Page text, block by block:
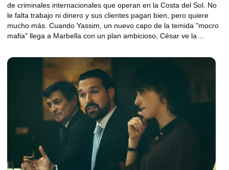
de criminales internacionales que operan en la Costa del Sol. No
le falta trabajo ni dinero y sus clientes pagan bien, pero quiere
mucho más. Cuando Yassim, un nuevo capo de la temida "mocro
mafia" llega a Marbella con un plan ambicioso, César ve la